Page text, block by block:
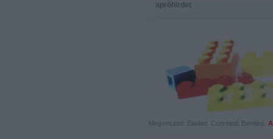
apróhirdet
Megveszed. Eladod. Cseréled. Beréled.